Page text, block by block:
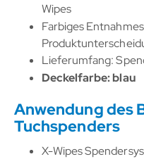
Wipes
Farbiges
Lieferumfang:
Deckelfarbe: blau
Anwendung des
Tuchspenders
X-Wipes